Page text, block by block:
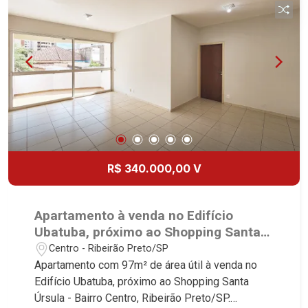
1051 - Alto da Boa Vista | Ribeirão Preto.
R$ 340.000,00 V
Apartamento à venda no Edifício
Ubatuba, próximo ao Shopping Santa
Úrsula - Ribeirão Preto/SP.
Centro - Ribeirão Preto/SP
Apartamento com 97m² de área útil à venda no
Edifício Ubatuba, próximo ao Shopping Santa
Úrsula - Bairro Centro, Ribeirão Preto/SP.